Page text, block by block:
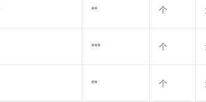
** 个
*** 个
** 个